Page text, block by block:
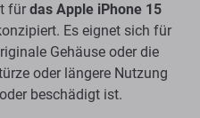
für das Apple iPhone 15
Es eignet sich für
Gehäuse oder die
oder längere Nutzung
beschädigt ist.